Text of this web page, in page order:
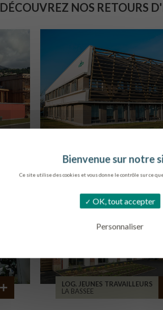
Ce site utilise des cookies et vous donne le contrôle sur ce
OK, tout accepter
Personnaliser
DÉCOUVREZ NOS RETOURS
LOG. JEUNES TRAVAILLEURS
LA BASSEE